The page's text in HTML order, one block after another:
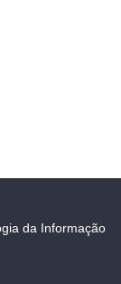
da Informação